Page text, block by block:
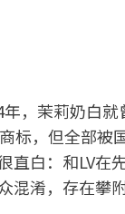
，茉莉奶白
标，但全部被
直白：和LV在
混淆，存在攀